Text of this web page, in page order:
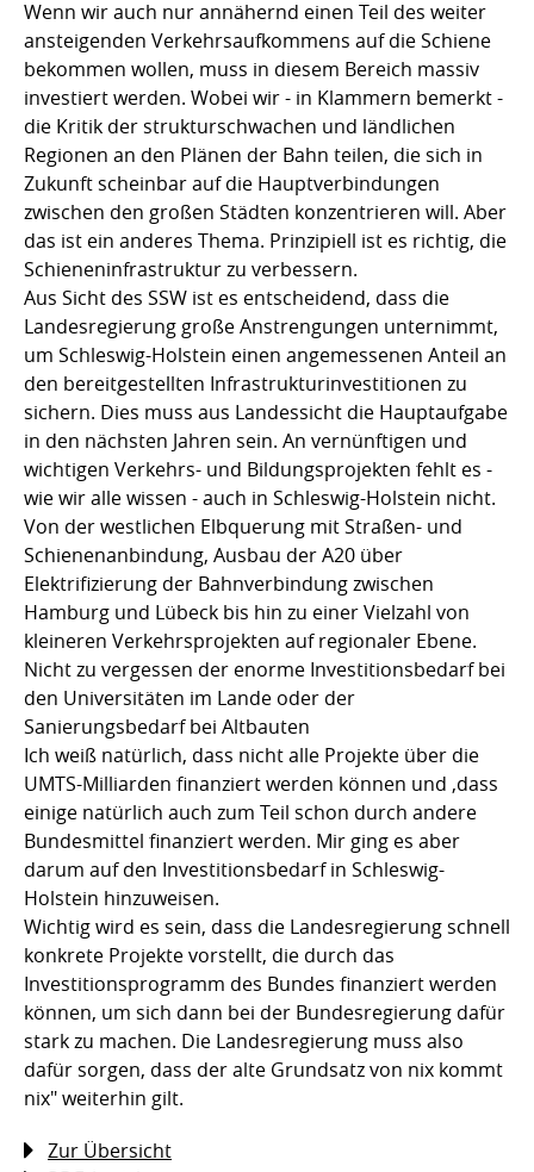
Wenn wir auch nur annähernd einen Teil des weiter
ansteigenden Verkehrsaufkommens auf die Schiene
bekommen wollen, muss in diesem Bereich massiv
investiert werden. Wobei wir - in Klammern bemerkt -
die Kritik der strukturschwachen und ländlichen
Regionen an den Plänen der Bahn teilen, die sich in
Zukunft scheinbar auf die Hauptverbindungen
zwischen den großen Städten konzentrieren will. Aber
das ist ein anderes Thema. Prinzipiell ist es richtig, die
Schieneninfrastruktur zu verbessern.
Aus Sicht des SSW ist es entscheidend, dass die
Landesregierung große Anstrengungen unternimmt,
um Schleswig-Holstein einen angemessenen Anteil an
den bereitgestellten Infrastrukturinvestitionen zu
sichern. Dies muss aus Landessicht die Hauptaufgabe
in den nächsten Jahren sein. An vernünftigen und
wichtigen Verkehrs- und Bildungsprojekten fehlt es -
wie wir alle wissen - auch in Schleswig-Holstein nicht.
Von der westlichen Elbquerung mit Straßen- und
Schienenanbindung, Ausbau der A20 über
Elektrifizierung der Bahnverbindung zwischen
Hamburg und Lübeck bis hin zu einer Vielzahl von
kleineren Verkehrsprojekten auf regionaler Ebene.
Nicht zu vergessen der enorme Investitionsbedarf bei
den Universitäten im Lande oder der
Sanierungsbedarf bei Altbauten
Ich weiß natürlich, dass nicht alle Projekte über die
UMTS-Milliarden finanziert werden können und ,dass
einige natürlich auch zum Teil schon durch andere
Bundesmittel finanziert werden. Mir ging es aber
darum auf den Investitionsbedarf in Schleswig-
Holstein hinzuweisen.
Wichtig wird es sein, dass die Landesregierung schnell
konkrete Projekte vorstellt, die durch das
Investitionsprogramm des Bundes finanziert werden
können, um sich dann bei der Bundesregierung dafür
stark zu machen. Die Landesregierung muss also
dafür sorgen, dass der alte Grundsatz von nix kommt
nix" weiterhin gilt.
Zur Übersicht